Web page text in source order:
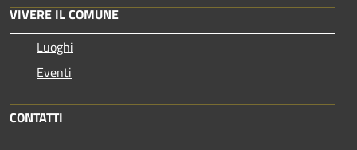
VIVERE IL COMUNE
Luoghi
Eventi
CONTATTI